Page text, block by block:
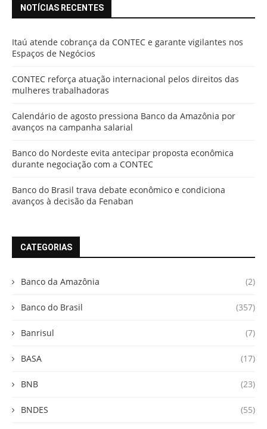
NOTÍCIAS RECENTES
Itaú atende cobrança da CONTEC e garante vigilantes nos
Espaços de Negócios
CONTEC reforça atuação internacional pelos direitos das
mulheres trabalhadoras
Calendário de agosto pressiona Banco da Amazônia por
avanços na campanha salarial
Banco do Nordeste evita antecipar proposta econômica
durante negociação com a CONTEC
Banco do Brasil trava debate econômico e condiciona
avanços à decisão da Fenaban
CATEGORIAS
Banco da Amazônia (2)
Banco do Brasil (357)
Banrisul (7)
BASA (17)
BNB (23)
BNDES (55)